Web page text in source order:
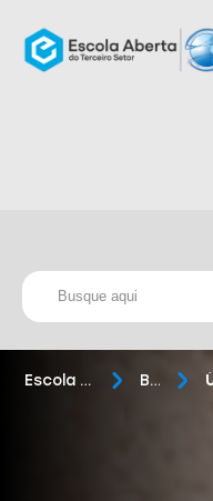
Escola Aberta Blog